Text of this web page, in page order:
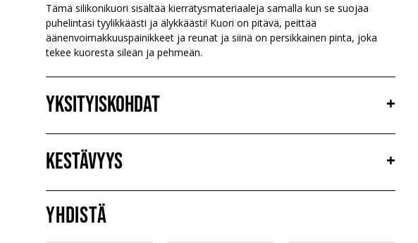
Tämä silikonikuori sisältää kierrätysmateriaaleja samalla kun se suojaa
puhelintasi tyylikkäästi ja älykkäästi! Kuori on pitävä, peittää
äänenvoimakkuuspainikkeet ja reunat ja siinä on persikkainen pinta, joka
tekee kuoresta sileän ja pehmeän.
Yksityiskohdat +
Kestävyys
+
Yhdistä